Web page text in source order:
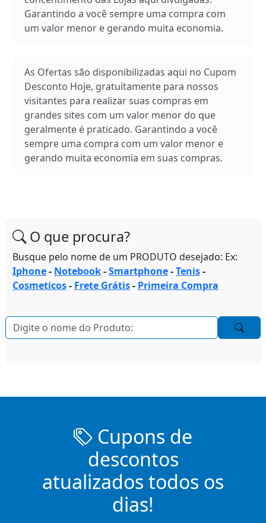
Garantindo a você sempre uma compra com
um valor menor e gerando muita economia.
As Ofertas são disponibilizadas aqui no Cupom
Desconto Hoje, gratuítamente para nossos
visitantes para realizar suas compras em
grandes sites com um valor menor do que
geralmente é praticado. Garantindo a você
sempre uma compra com um valor menor e
gerando muita economia em suas compras.
O que procura?
Busque pelo nome de um PRODUTO desejado: Ex:
Iphone- Notebook-Smartphone-Tenis-
Cosmeticos- Frete Grátis- Primeira Compra
Cupons de
descontos
atualizados todos os
dias!